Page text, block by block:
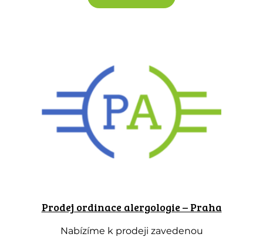
Prodej ordinace alergologie – Praha
Nabízíme k prodeji zavedenou